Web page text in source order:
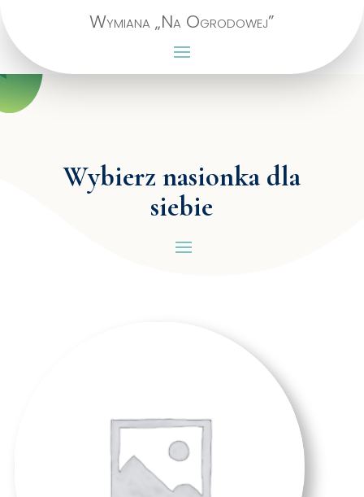
Wymiana „Na Ogrodowej”
Wybierz nasionka dla
siebie